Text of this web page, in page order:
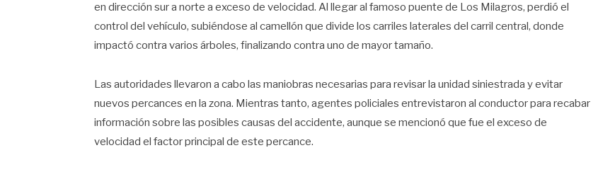
en dirección sur a norte a exceso de velocidad. Al llegar al famoso puente de Los Milagros, perdió el
control del vehículo, subiéndose al camellón que divide los carriles laterales del carril central, donde
impactó contra varios árboles, finalizando contra uno de mayor tamaño.
Las autoridades llevaron a cabo las maniobras necesarias para revisar la unidad siniestrada y evitar
nuevos percances en la zona. Mientras tanto, agentes policiales entrevistaron al conductor para recabar
información sobre las posibles causas del accidente, aunque se mencionó que fue el exceso de
velocidad el factor principal de este percance.